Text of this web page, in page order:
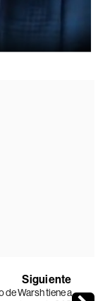
Siguiente
de Warsh tiene a